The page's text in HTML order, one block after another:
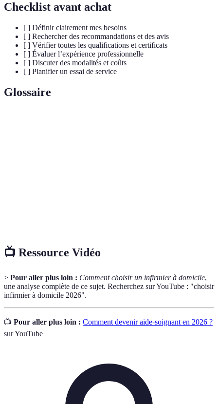
Checklist avant achat
[ ] Définir clairement mes besoins
[ ] Rechercher des recommandations et des avis
[ ] Vérifier toutes les qualifications et certificats
[ ] Évaluer l’expérience professionnelle
[ ] Discuter des modalités et coûts
[ ] Planifier un essai de service
Glossaire
📺 Ressource Vidéo
> Pour aller plus loin : Comment choisir un infirmier à domicile,
une analyse complète de ce sujet. Recherchez sur YouTube : "choisir
infirmier à domicile 2026".
📺 Pour aller plus loin : Comment devenir aide-soignant en 2026 ?
sur YouTube